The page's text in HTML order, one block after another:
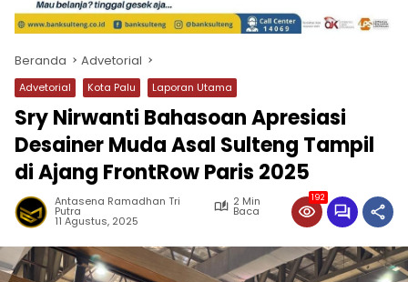
Beranda Advetorial
Advetorial Kota Palu Laporan Utama
Sry Nirwanti Bahasoan Apresiasi
Desainer Muda Asal Sulteng Tampil
di Ajang FrontRow Paris 2025
Antasena Ramadhan Tri
Putra
2 Min
Baca
11 Agustus, 2025
192